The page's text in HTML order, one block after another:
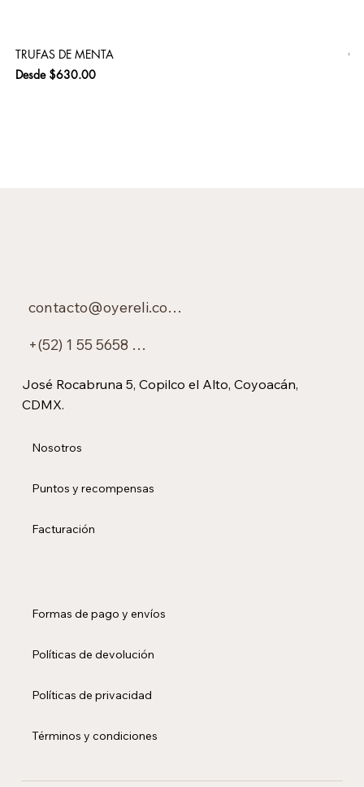
TRUFAS DE MENTA
Desde $630.00
Precio de oferta
contacto@oyereli.com.mx
+(52) 1 55 5658 0450
José Rocabruna 5, Copilco el Alto, Coyoacán,
CDMX.
Nosotros
Puntos y recompensas
Facturación
Formas de pago y envíos
Políticas de devolución
Políticas de privacidad
Términos y condiciones